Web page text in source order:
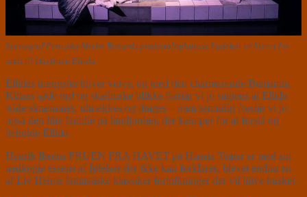
Scenograf Petruska Miehe-Renards piedestalophøjede badekar er blevet for
småt til Havfruen Ellida.
Ellidas trængsler bliver vores, og med den charmerende Benjamin
Kitters søde ord og skælmske blikke forstår vi jo sagtens at Ellida
både skræmmes, tiltrækkes og drages – men samtidig forstår vi jo
også den lille familie på landjorden, der kæmper for at forstå og
beholde Ellida.
Henrik Ibsens FRUEN FRA HAVET på Husets Teater er med sin
nedkogte essens af følelser der ikke kan forklares, blevet endnu en
af Liv Helms fantastiske klassiker fortolkninger der vil blive husket.